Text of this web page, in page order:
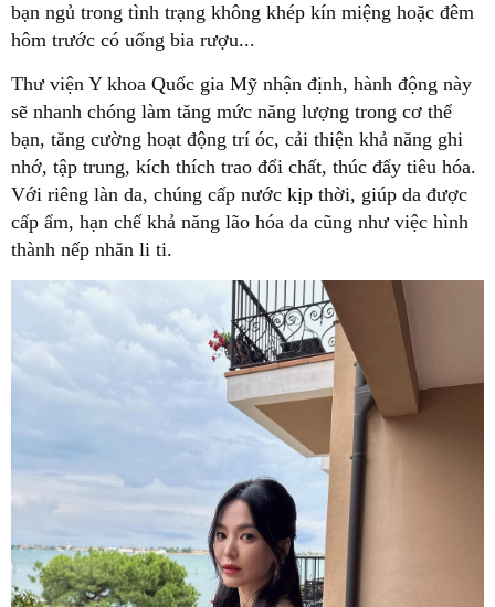
bạn ngủ trong tình trạng không khép kín miệng hoặc đêm
hôm trước có uống bia rượu...
Thư viện Y khoa Quốc gia Mỹ nhận định, hành động này
sẽ nhanh chóng làm tăng mức năng lượng trong cơ thể
bạn, tăng cường hoạt động trí óc, cải thiện khả năng ghi
nhớ, tập trung, kích thích trao đổi chất, thúc đẩy tiêu hóa.
Với riêng làn da, chúng cấp nước kịp thời, giúp da được
cấp ẩm, hạn chế khả năng lão hóa da cũng như việc hình
thành nếp nhăn li ti.